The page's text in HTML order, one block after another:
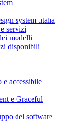
system .italia
servizi
modelli
disponibili
e accessibile
e Graceful
del software